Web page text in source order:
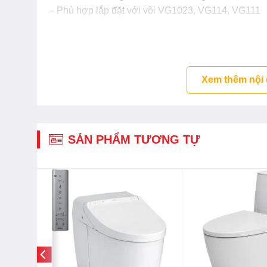
– Phù hợp lắp đặt với vòi VG1023, VG114, VG111
Xem thêm nội
SẢN PHẨM TƯƠNG TỰ